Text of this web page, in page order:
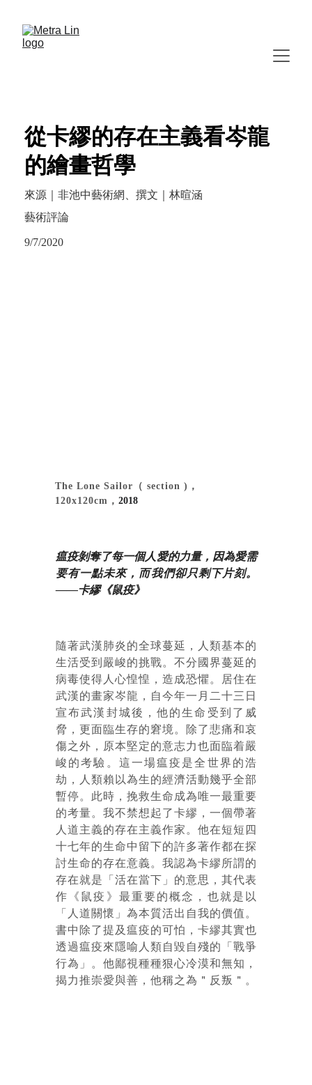
從卡繆的存在主義看岑龍
的繪畫哲學
來源｜非池中藝術網、撰文｜林暄涵
藝術評論
9/7/2020
The Lone Sailor（ section )，
120x120cm， 2018
瘟疫剝奪了每一個人愛的力量，因為愛需
要有一點未來，而我們卻只剩下片刻。
——卡繆《鼠疫》
隨著武漢肺炎的全球蔓延，人類基本的
生活受到嚴峻的挑戰。不分國界蔓延的
病毒使得人心惶惶，造成恐懼。居住在
武漢的畫家岑龍，自今年一月二十三日
宣布武漢封城後，他的生命受到了威
脅，更面臨生存的窘境。除了悲痛和哀
傷之外，原本堅定的意志力也面臨着嚴
峻的考驗。這一場瘟疫是全世界的浩
劫，人類賴以為生的經濟活動幾乎全部
暫停。此時，挽救生命成為唯一最重要
的考量。我不禁想起了卡繆，一個帶著
人道主義的存在主義作家。他在短短四
十七年的生命中留下的許多著作都在探
討生命的存在意義。我認為卡繆所謂的
存在就是「活在當下」的意思，其代表
作《鼠疫》最重要的概念，也就是以
「人道關懷」為本質活出自我的價值。
書中除了提及瘟疫的可怕，卡繆其實也
透過瘟疫來隱喻人類自毀自殘的「戰爭
行為」。他鄙視種種狠心冷漠和無知，
揭力推崇愛與善，他稱之為＂反叛＂。